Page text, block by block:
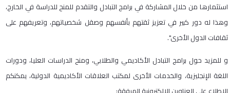
استثمارها من خلال المشاركة في برامج التبادل والتقدم للمنح للدراسة في الخارج،
وهذا له دور كبير في تعزيز ثقتهم بأنفسهم وصقل شخصياتهم، وتعريفهم على
ثقافات الدول الأخرى".
و للمزيد حول برامج التبادل الأكاديمي والطلابي، ومنح الدراسات العليا، ودورات
اللغة الإنجليزية، والخدمات الأخرى لمكتب العلاقات الأكاديمية الدولية، يمكنكم